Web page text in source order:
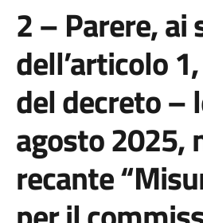
2 – Parere, ai
dell’articolo
del decreto –
agosto 2025,
recante